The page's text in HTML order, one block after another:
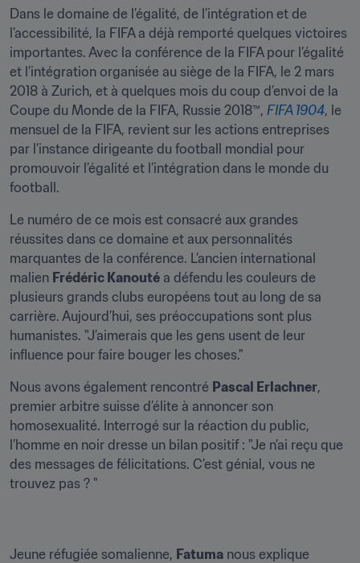
Dans le domaine de l’égalité, de l’intégration et de
l’accessibilité, la FIFA a déjà remporté quelques victoires
importantes. Avec la conférence de la FIFA pour l’égalité
et l’intégration organisée au siège de la FIFA, le 2 mars
2018 à Zurich, et à quelques mois du coup d’envoi de la
Coupe du Monde de la FIFA, Russie 2018™, FIFA 1904, le
mensuel de la FIFA, revient sur les actions entreprises
par l’instance dirigeante du football mondial pour
promouvoir l’égalité et l’intégration dans le monde du
football.
Le numéro de ce mois est consacré aux grandes
réussites dans ce domaine et aux personnalités
marquantes de la conférence. L’ancien international
malien Frédéric Kanouté a défendu les couleurs de
plusieurs grands clubs européens tout au long de sa
carrière. Aujourd’hui, ses préoccupations sont plus
humanistes. "J’aimerais que les gens usent de leur
influence pour faire bouger les choses."
Nous avons également rencontré Pascal Erlachner,
premier arbitre suisse d’élite à annoncer son
homosexualité. Interrogé sur la réaction du public,
l’homme en noir dresse un bilan positif : "Je n’ai reçu que
des messages de félicitations. C’est génial, vous ne
trouvez pas ? "
Jeune réfugiée somalienne, Fatuma nous explique